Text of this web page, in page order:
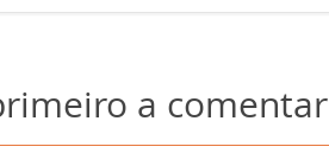
a comentar